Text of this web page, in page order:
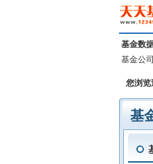
基金数
基金公司
您浏览
基